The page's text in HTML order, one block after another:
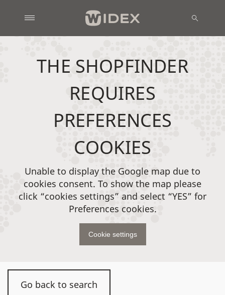
Go back to search
THE SHOPFINDER
REQUIRES
PREFERENCES
COOKIES
Unable to display the Google map due to
cookies consent. To show the map please
click “cookies settings” and select “YES” for
Preferences cookies.
Cookie settings